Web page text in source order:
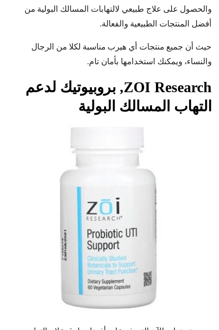
والحصول على علاج طبيعي لالتهابات المسالك البولية من
أفضل المنتجات الطبيعية والفعالة.
حيث أن جميع منتجات أي هيرب مناسبة لكلا من الرجال
والنساء، ويمكنك استخدامها بأمان تام.
ZOI Research, بروبيوتيك لدعم
التهاب المسالك البولية